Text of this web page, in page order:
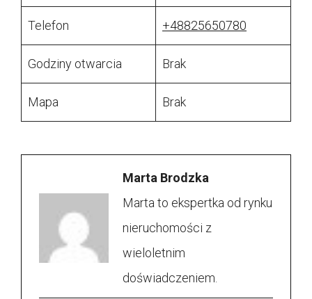
Telefon +48825650780
Godziny otwarcia Brak
Mapa Brak
Marta Brodzka
Marta to ekspertka od rynku
nieruchomości z
wieloletnim
doświadczeniem.